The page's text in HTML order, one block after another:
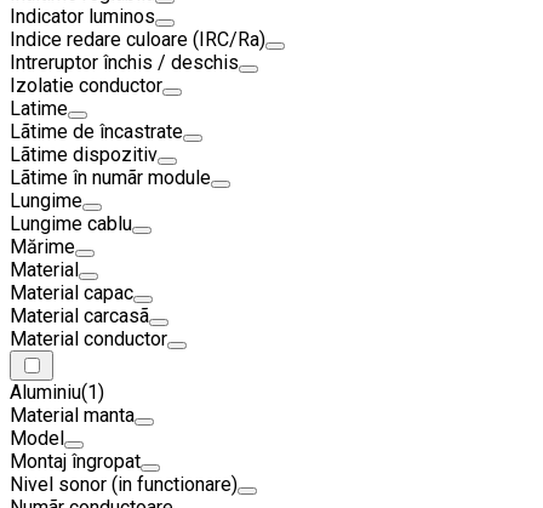
Indicator luminos
Indice redare culoare (IRC/Ra)
Intreruptor închis / deschis
Izolatie conductor
Latime
Lãtime de încastrate
Lãtime dispozitiv
Lãtime în numãr module
Lungime
Lungime cablu
Mărime
Material
Material capac
Material carcasã
Material conductor
Aluminiu(1)
Material manta
Model
Montaj îngropat
Nivel sonor (in functionare)